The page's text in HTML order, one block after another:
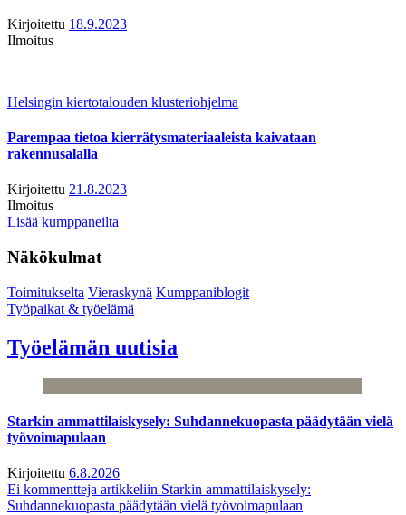
Kirjoitettu 18.9.2023
Ilmoitus
Helsingin kiertotalouden klusteriohjelma
Parempaa tietoa kierrätysmateriaaleista kaivataan
rakennusalalla
Kirjoitettu 21.8.2023
Ilmoitus
Lisää kumppaneilta
Näkökulmat
Toimitukselta Vieraskynä Kumppaniblogit
Työpaikat & työelämä
Työelämän uutisia
Starkin ammattilaiskysely: Suhdannekuopasta päädytään vielä
työvoimapulaan
Kirjoitettu 6.8.2026
Ei kommentteja artikkeliin Starkin ammattilaiskysely:
Suhdannekuopasta päädytään vielä työvoimapulaan